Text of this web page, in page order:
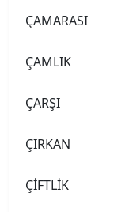
ÇAMARASI
ÇAMLIK
ÇARŞI
ÇIRKAN
ÇİFTLİK